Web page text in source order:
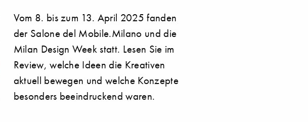
Vom 8. bis zum 13. April 2025 fanden
der Salone del Mobile.Milano und die
Milan Design Week statt. Lesen Sie im
Review, welche Ideen die Kreativen
aktuell bewegen und welche Konzepte
besonders beeindruckend waren.